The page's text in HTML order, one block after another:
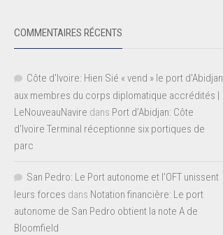
COMMENTAIRES RÉCENTS
Côte d'Ivoire: Hien Sié « vend » le port d'Abidjan
aux membres du corps diplomatique accrédités |
LeNouveauNavire dans Port d’Abidjan: Côte
d’Ivoire Terminal réceptionne six portiques de
parc
San Pedro: Le Port autonome et l’OFT unissent
leurs forces dans Notation financière: Le port
autonome de San Pedro obtient la note A de
Bloomfield